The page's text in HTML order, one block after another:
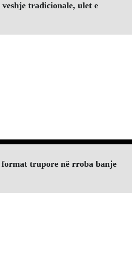
tradicionale, ulet e
trupore në rroba banje